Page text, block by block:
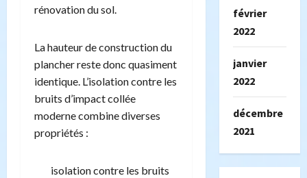
rénovation du sol.
La hauteur de construction du
plancher reste donc quasiment
identique. L’isolation contre les
bruits d’impact collée
moderne combine diverses
propriétés :
isolation contre les bruits
février
2022
janvier
2022
décembre
2021